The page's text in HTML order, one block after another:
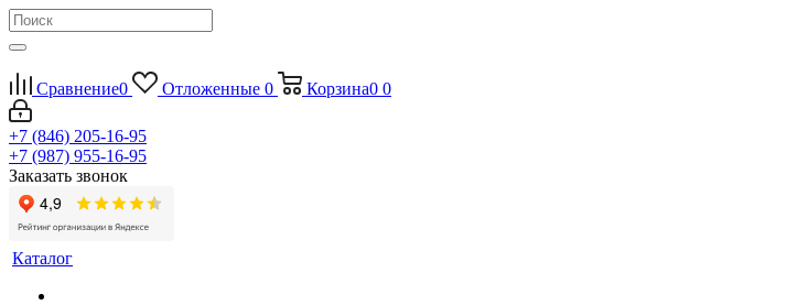
Сравнение0 Отложенные 0 Корзина0 0
+7 (846) 205-16-95
+7 (987) 955-16-95
Заказать звонок
Каталог